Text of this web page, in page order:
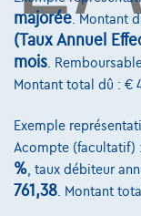
majorée . Montant
(Taux Annuel
mois .
Montant total dû : €
Exemple
Acompte (facultatif)
% , taux débiteur
761,38 . Montant